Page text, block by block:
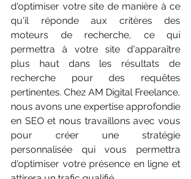
d'optimiser votre site de manière à ce
qu'il réponde aux critères des
moteurs de recherche, ce qui
permettra à votre site d'apparaître
plus haut dans les résultats de
recherche pour des requêtes
pertinentes. Chez AM Digital Freelance,
nous avons une expertise approfondie
en SEO et nous travaillons avec vous
pour créer une stratégie
personnalisée qui vous permettra
d'optimiser votre présence en ligne et